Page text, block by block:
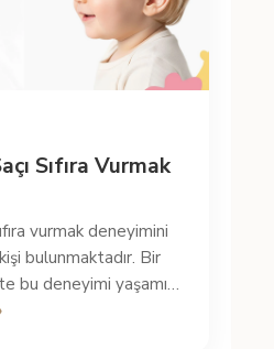
Sıfıra Vurmak
vurmak deneyimini
bulunmaktadır. Bir
bu deneyimi yaşamış
avantajı ...